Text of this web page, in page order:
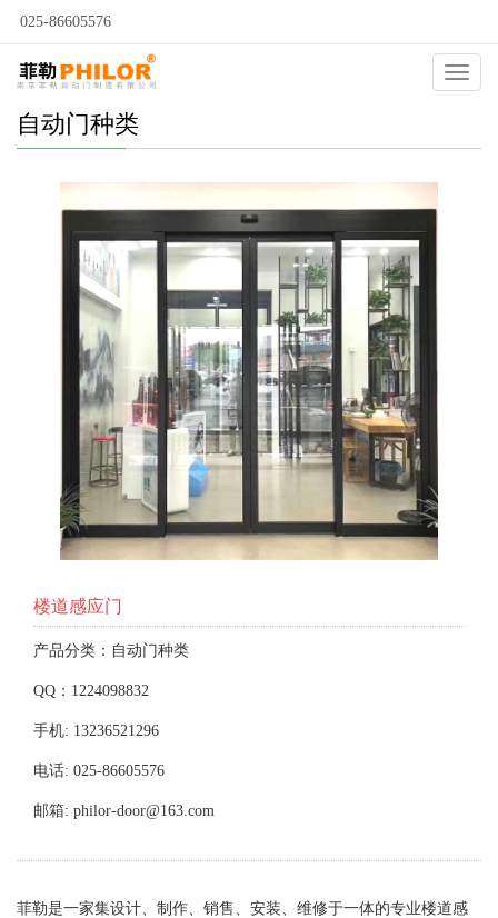
025-86605576
自动门种类
楼道感应门
产品分类：自动门种类
QQ：1224098832
手机: 13236521296
电话: 025-86605576
邮箱: philor-door@163.com
菲勒是一家集设计、制作、销售、安装、维修于一体的专业楼道感